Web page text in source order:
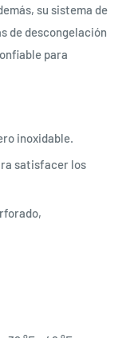
su sistema de
de descongelación
para
inoxidable.
satisfacer los